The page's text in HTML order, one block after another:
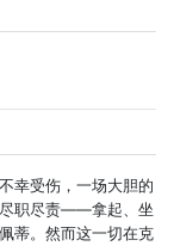
幸受伤，一场大胆的
尽职尽责——拿起、坐
蒂。然而这一切在克